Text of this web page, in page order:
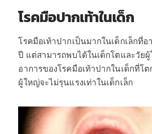
โรคมือปากเท้าในเด็ก
โรคมือปากเท้าในเด็ก
โรคมือเท้าปากเป็นมากในเด็กเล็กที่อ
ปี แต่สามารถพบได้ในเด็กโตและวัย
อาการของโรคมือเท้าปากในเด็กที่โ
ผู้ใหญ่จะไม่รุนแรงเท่าในเด็กเล็ก